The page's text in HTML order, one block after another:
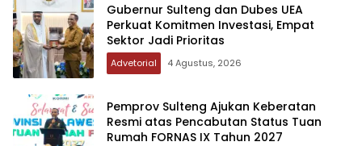
Gubernur Sulteng dan Dubes UEA
Perkuat Komitmen Investasi, Empat
Sektor Jadi Prioritas
Advetorial 4 Agustus, 2026
Pemprov Sulteng Ajukan Keberatan
Resmi atas Pencabutan Status Tuan
Rumah FORNAS IX Tahun 2027